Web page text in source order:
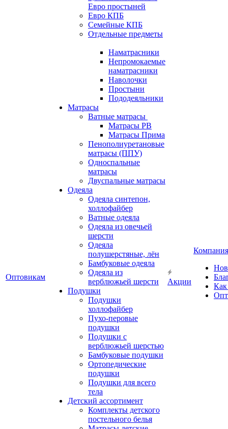
Оптовикам
Евро простыней
Евро КПБ
Семейные КПБ
Отдельные предметы
Наматрасники
Непромокаемые
наматрасники
Наволочки
Простыни
Пододеяльники
Матрасы
Ватные матрасы
Матрасы РВ
Матрасы Прима
Пенополиуретановые
матрасы (ППУ)
Односпальные
матрасы
Двуспальные матрасы
Одеяла
Одеяла синтепон,
холлофайбер
Ватные одеяла
Одеяла из овечьей
шерсти
Одеяла
полушерстяные, лён
Бамбуковые одеяла
Одеяла из
верблюжьей шерсти
Подушки
Подушки
холлофайбер
Пухо-перовые
подушки
Подушки с
верблюжьей шерстью
Бамбуковые подушки
Ортопедические
подушки
Подушки для всего
тела
Детский ассортимент
Комплекты детского
постельного белья
Акции
Компания
Как